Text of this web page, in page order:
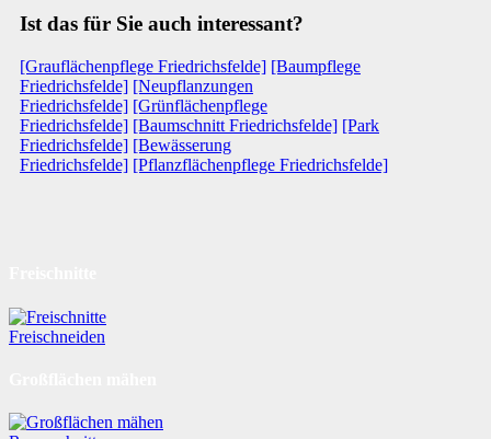
Ist das für Sie auch interessant?
[Grauflächenpflege Friedrichsfelde] [Baumpflege
Friedrichsfelde] [Neupflanzungen
Friedrichsfelde] [Grünflächenpflege
Friedrichsfelde] [Baumschnitt Friedrichsfelde] [Park
Friedrichsfelde] [Bewässerung
Friedrichsfelde] [Pflanzflächenpflege Friedrichsfelde]
Freischneiden